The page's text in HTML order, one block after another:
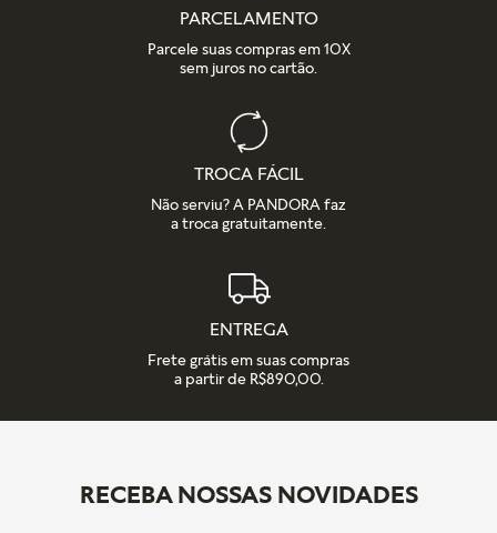
PARCELAMENTO
Parcele suas compras em 10X
sem juros no cartão.
TROCA FÁCIL
Não serviu? A PANDORA faz
a troca gratuitamente.
ENTREGA
Frete grátis em suas compras
a partir de R$890,00.
RECEBA NOSSAS NOVIDADES